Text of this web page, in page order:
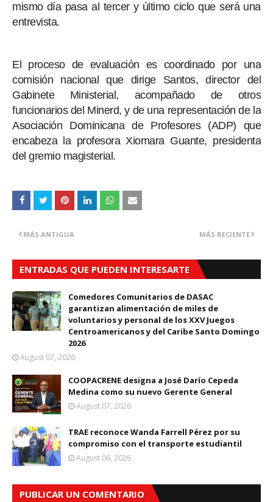
mismo día pasa al tercer y último ciclo que será una
entrevista.
El proceso de evaluación es coordinado por una
comisión nacional que dirige Santos, director del
Gabinete Ministerial, acompañado de otros
funcionarios del Minerd, y de una representación de la
Asociación Dominicana de Profesores (ADP) que
encabeza la profesora Xiomara Guante, presidenta
del gremio magisterial.
MÁS RECIENTE
MÁS ANTIGUA
ENTRADAS QUE PUEDEN INTERESARTE
Comedores Comunitarios de DASAC
garantizan alimentación de miles de
voluntarios y personal de los XXV Juegos
Centroamericanos y del Caribe Santo Domingo
2026
August 07, 2026
COOPACRENE designa a José Darío Cepeda
Medina como su nuevo Gerente General
August 07, 2026
TRAE reconoce Wanda Farrell Pérez por su
compromiso con el transporte estudiantil
August 06, 2026
PUBLICAR UN COMENTARIO